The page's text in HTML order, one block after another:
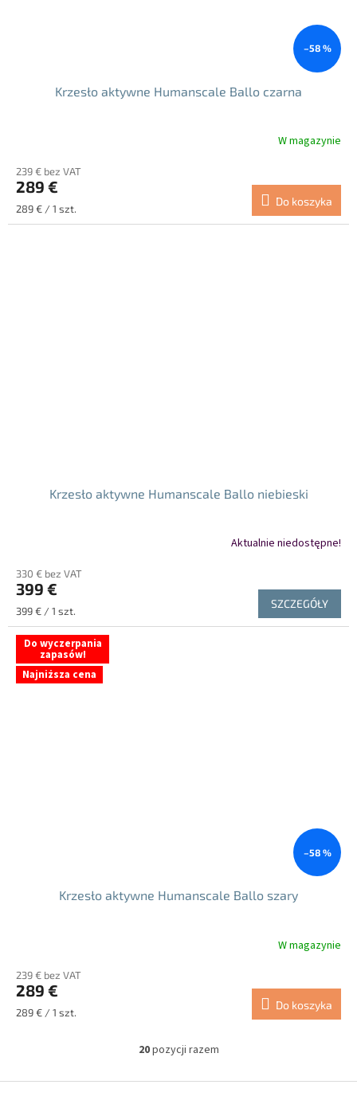
–58 %
Krzesło aktywne Humanscale Ballo czarna
W magazynie
239 € bez VAT
289 €
Cena
jednostkowa:
289 € / 1 szt.
Do koszyka
Krzesło aktywne Humanscale Ballo niebieski
Aktualnie niedostępne!
330 € bez VAT
399 €
Cena
jednostkowa:
399 € / 1 szt.
SZCZEGÓŁY
Do wyczerpania
zapasów!
Najniższa cena
–58 %
Krzesło aktywne Humanscale Ballo szary
W magazynie
239 € bez VAT
289 €
Cena
289 € / 1 szt.
Do koszyka
K
n
20pozycji razem